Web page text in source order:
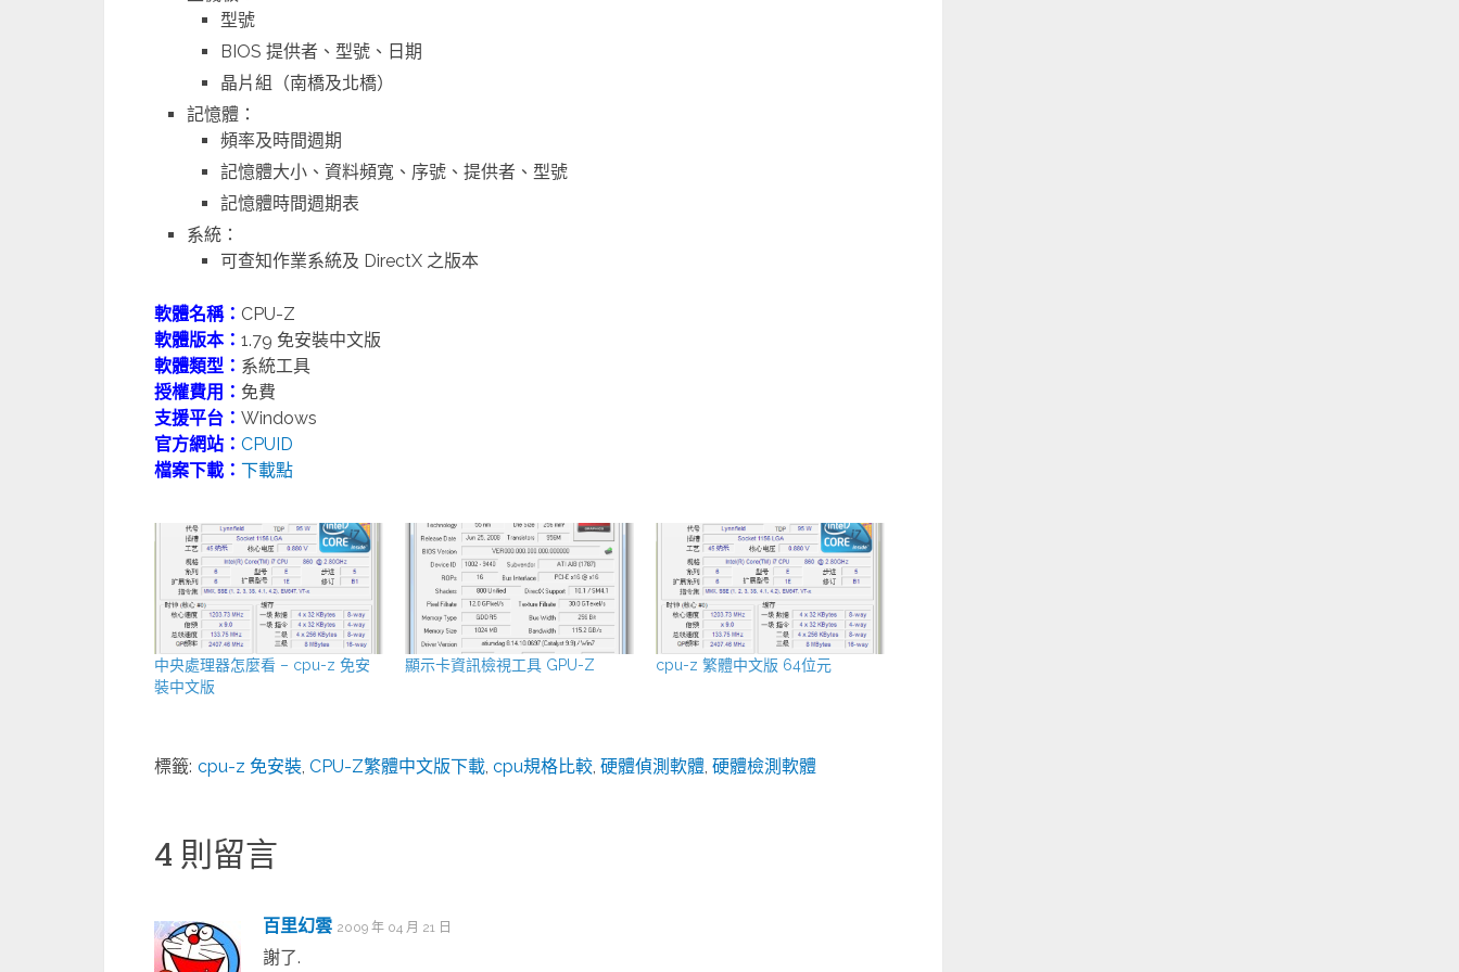
型號
BIOS 提供者、型號、日期
晶片組（南橋及北橋）
記憶體：
頻率及時間週期
記憶體大小、資料頻寬、序號、提供者、型號
記憶體時間週期表
系統：
可查知作業系統及 DirectX 之版本
軟體名稱： CPU-Z
軟體版本： 1.79 免安裝中文版
軟體類型： 系統工具
授權費用： 免費
支援平台： Windows
官方網站： CPUID
檔案下載： 下載點
中央處理器怎麼看 – cpu-z 免安
裝中文版
顯示卡資訊檢視工具 GPU-Z cpu-z 繁體中文版 64位元
標籤: cpu-z 免安裝, CPU-Z繁體中文版下載, cpu規格比較, 硬體偵測軟體, 硬體檢測軟體
4 則留言
百里幻雲 2009 年 04 月 21 日
謝了.